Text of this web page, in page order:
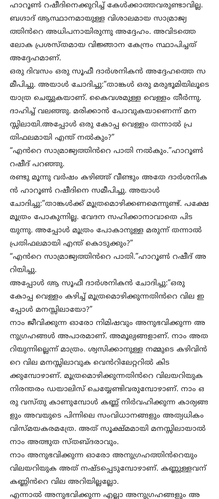
ഹാറൂൺ റഷീദിനെക്കുറിച്ച് കേൾക്കാത്തവരുണ്ടാവില്ല.
ബഗ്ദാദ് ആസ്ഥാനമായുള്ള വിശാലമായ സാമ്രാജ്യ
ത്തിൻറെ അധിപനായിരുന്നു അദ്ദേഹം. അവിടത്തെ
ലോക പ്രശസ്തമായ വിജ്ഞാന കേന്ദ്രം സ്ഥാപിച്ചത്
അദ്ദേഹമാണ്.
ഒരു ദിവസം ഒരു സൂഫീ ദാർശനികൻ അദ്ദേഹത്തെ സ
മീപിച്ചു. അയാൾ ചോദിച്ചു:”താങ്കൾ ഒരു മരുഭൂമിയിലൂടെ
യാത്ര ചെയ്യുകയാണ്. കൈവശമുള്ള വെള്ളം തീർന്നു.
ദാഹിച്ച് വലഞ്ഞു. മരിക്കാൻ പോവുകയാണെന്ന് മന
സ്സിലായി.അപ്പോൾ ഒരു കോപ്പ വെള്ളം തന്നാൽ പ്ര
തിഫലമായി എന്ത് നൽകും?”
“എൻറെ സാമ്രാജ്യത്തിൻറെ പാതി നൽകും.”ഹാറൂൺ
റഷീദ് പറഞ്ഞു.
രണ്ടു മൂന്നു വർഷം കഴിഞ്ഞ് വീണ്ടും അതേ ദാർശനിക
ൻ ഹാറൂൺ റഷീദിനെ സമീപിച്ചു. അയാൾ
ചോദിച്ചു:”താങ്കൾക്ക് മൂത്രമൊഴിക്കണമെന്നുണ്ട്. പക്ഷേ
മൂത്രം പോകുന്നില്ല. വേദന സഹിക്കാനാവാതെ പിട
യുന്നു. അപ്പോൾ മൂത്രം പോകാനുള്ള മരുന്ന് തന്നാൽ
പ്രതിഫലമായി എന്ത് കൊടുക്കും?”
“എൻറെ സാമ്രാജ്യത്തിൻറെ പാതി.”ഹാറൂൺ റഷീദ് അ
റിയിച്ചു.
അപ്പോൾ ആ സൂഫീ ദാർശനികൻ ചോദിച്ചു:”ഒരു
കോപ്പ വെള്ളം കഴിച്ച് മൂത്രമൊഴിക്കുന്നതിൻറെ വില ഇ
പ്പോൾ മനസ്സിലായോ?”
നാം ജീവിക്കുന്ന ഓരോ നിമിഷവും അനുഭവിക്കുന്ന അ
നുഗ്രഹങ്ങൾ അപാരമാണ്. അമൂല്യങ്ങളാണ്. നാം അത
റിയുന്നില്ലെന്ന് മാത്രം. ശ്വസിക്കാനുള്ള നമ്മുടെ കഴിവിൻ
റെ വില മനസ്സിലാവുക വെൻറിലേറ്ററിൽ കിട
ക്കുമ്പോഴാണ്. മൂത്രമൊഴിക്കുന്നതിൻറെ വിലയറിയുക
നിരന്തരം ഡയാലിസ് ചെയ്യേണ്ടിവരുമ്പോഴാണ്. നാം ഒ
രു വസ്തു കാണുമ്പോൾ കണ്ണ് നിർവഹിക്കുന്ന കാര്യങ്ങ
ളും അവയുടെ പിന്നിലെ സംവിധാനങ്ങളും അത്യധികം
വിസ്മയകരമത്രേ. അത് സൂക്ഷ്മമായി മനസ്സിലായാൽ
നാം അത്ഭുത സ്തബ്ദരാവും.
നാം അനുഭവിക്കുന്ന ഓരോ അനുഗ്രഹത്തിൻറെയും
വിലയറിയുക അത് നഷ്ടപ്പെടുമ്പോഴാണ്. കണ്ണുള്ളവന്
കണ്ണിൻറെ വില അറിയില്ലല്ലോ.
എന്നാൽ അനുഭവിക്കുന്ന എല്ലാ അനുഗ്രഹങ്ങളും അ